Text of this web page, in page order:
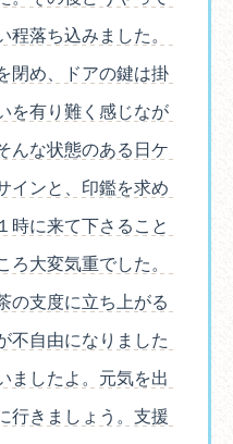
程落ち込みました。
閉め、ドアの鍵は掛
を有り難く感じなが
んな状態のある日ケ
インと、印鑑を求め
時に来て下さること
ろ大変気重でした。
の支度に立ち上がる
不自由になりました
ましたよ。元気を出
行きましょう。支援